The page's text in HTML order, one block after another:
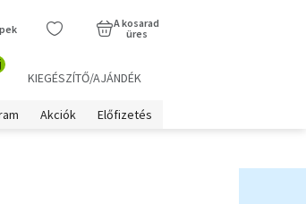
A kosarad
üres
KIEGÉSZÍTŐ/AJÁNDÉK
Akciók Előfizetés